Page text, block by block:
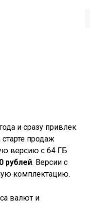
и сразу привлек
продаж
версию с 64 ГБ
рублей. Версии с
комплектацию.
валют и